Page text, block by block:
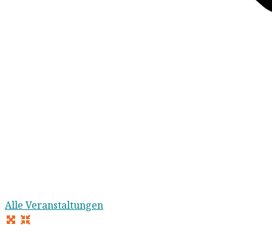
Alle Veranstaltungen